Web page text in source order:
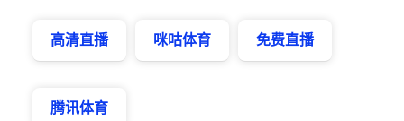
高清直播 咪咕体育 免费直播
腾讯体育